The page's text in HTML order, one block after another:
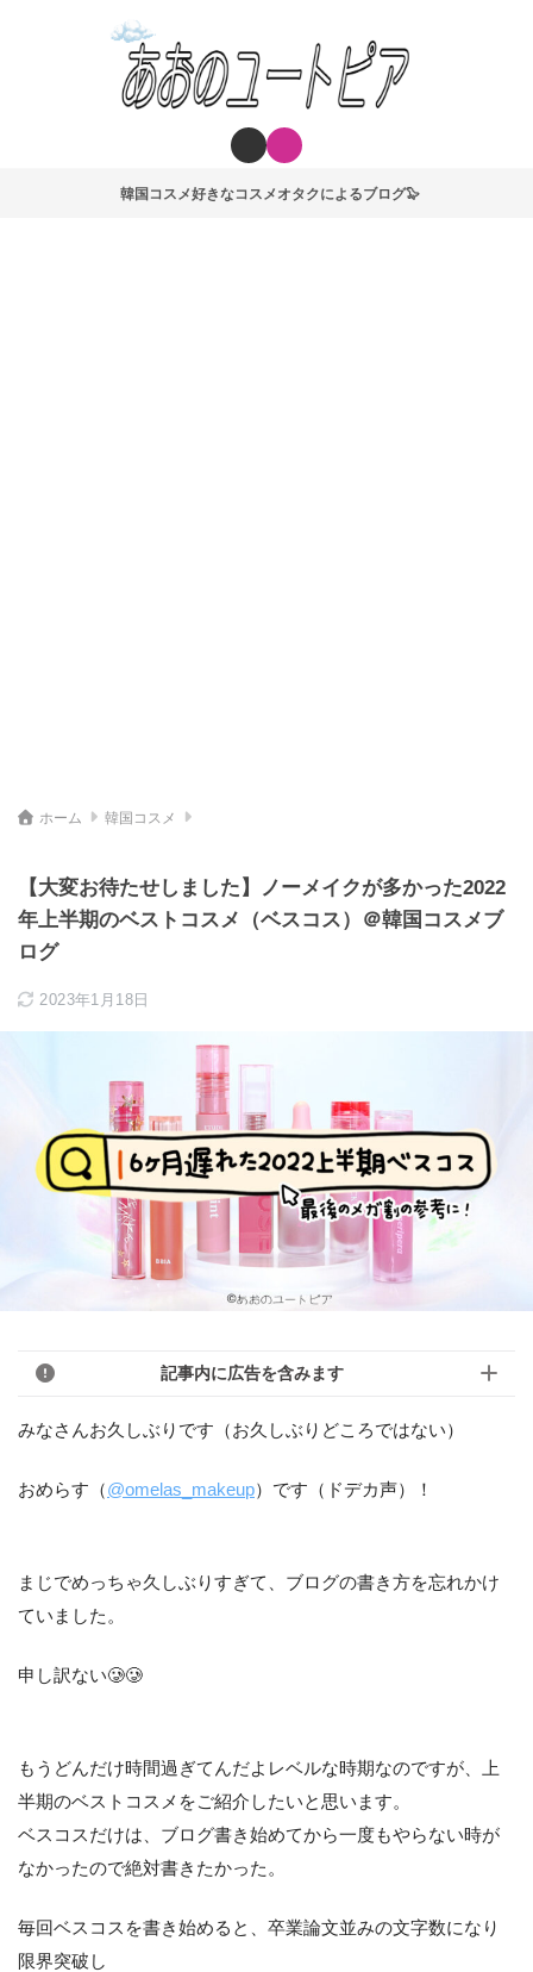
韓国コスメ好きなコスメオタクによるブログ🦭
ホーム 韓国コスメ
【大変お待たせしました】ノーメイクが多かった2022
年上半期のベストコスメ（ベスコス）＠韓国コスメブ
ログ
2023年1月18日
記事内に広告を含みます
みなさんお久しぶりです（お久しぶりどころではない）
おめらす（@omelas_makeup）です（ドデカ声）！
まじでめっちゃ久しぶりすぎて、ブログの書き方を忘れかけ
ていました。
申し訳ない🥲🥲
もうどんだけ時間過ぎてんだよレベルな時期なのですが、上
半期のベストコスメをご紹介したいと思います。
ベスコスだけは、ブログ書き始めてから一度もやらない時が
なかったので絶対書きたかった。
毎回ベスコスを書き始めると、卒業論文並みの文字数になり
限界突破し